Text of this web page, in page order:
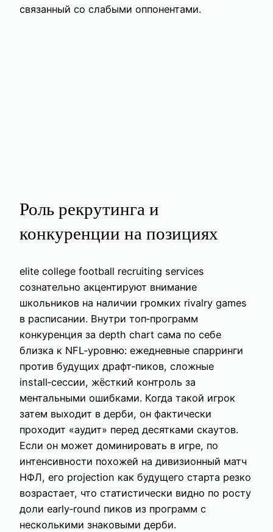
связанный со слабыми оппонентами.
Роль рекрутинга и
конкуренции на позициях
elite college football recruiting services
сознательно акцентируют внимание
школьников на наличии громких rivalry games
в расписании. Внутри топ‑программ
конкуренция за depth chart сама по себе
близка к NFL‑уровню: ежедневные спарринги
против будущих драфт‑пиков, сложные
install‑сессии, жёсткий контроль за
ментальными ошибками. Когда такой игрок
затем выходит в дерби, он фактически
проходит «аудит» перед десятками скаутов.
Если он может доминировать в игре, по
интенсивности похожей на дивизионный матч
НФЛ, его projection как будущего старта резко
возрастает, что статистически видно по росту
доли early‑round пиков из программ с
несколькими знаковыми дерби.